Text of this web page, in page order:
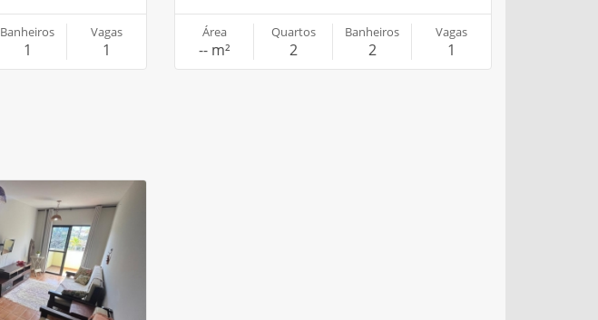
Banheiros
1
Vagas
1
Área
-- m²
Quartos
2
Banheiros
2
Vagas
1